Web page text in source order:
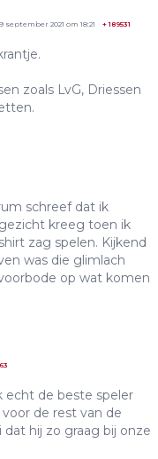
september 2021 om 18:21 +189531
zoals LvG, Driessen
schreef dat ik
kreeg toen ik
zag spelen. Kijkend
was die glimlach
op wat komen
echt de beste speler
de rest van de
hij zo graag bij onze